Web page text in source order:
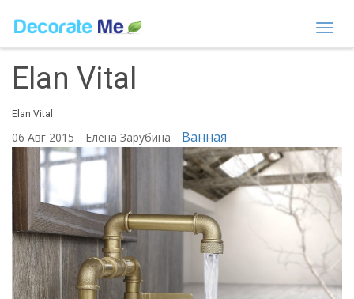
Elan Vital
Elan Vital
06 Авг 2015 Елена Зарубина Ванная